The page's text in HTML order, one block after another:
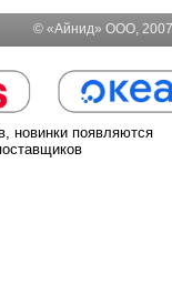
© «Айнид» ООО,
новинки появляются